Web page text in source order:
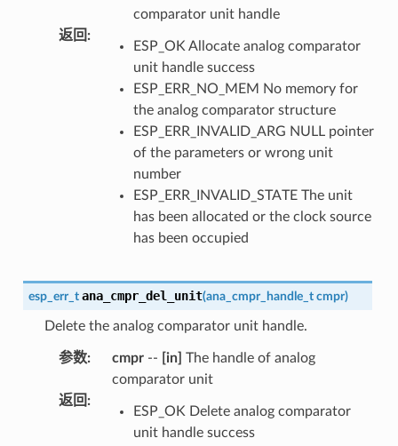
comparator unit handle
返回 :
ESP_OK Allocate analog comparator
unit handle success
ESP_ERR_NO_MEM No memory for
the analog comparator structure
ESP_ERR_INVALID_ARG NULL pointer
of the parameters or wrong unit
number
ESP_ERR_INVALID_STATE The unit
has been allocated or the clock source
has been occupied
esp_err_t ana_cmpr_del_unit(ana_cmpr_handle_t cmpr)
Delete the analog comparator unit handle.
参数: cmpr-- [in] The handle of analog
comparator unit
返回 :
ESP_OK Delete analog comparator
unit handle success